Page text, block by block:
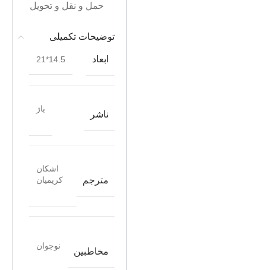
حمل و نقل و تحویل
توضیحات تکمیلی
ابعاد 14.5*21
ناشر
باژ
مترجم
اشکان
کریمیان
مخاطبین
نوجوان